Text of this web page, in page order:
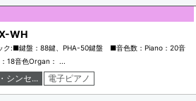
WH
ク:■鍵盤：88鍵、PHA-50鍵盤 ■音色数：Piano：20音
18音色Organ： ...
シンセ... 電子ピアノ